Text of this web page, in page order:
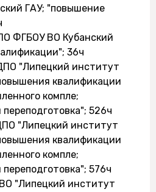
ГАУ; "повышение
ФГБОУ ВО Кубанский
36ч
"Липецкий институт
квалификации
компле;
526ч
"Липецкий институт
квалификации
компле;
576ч
"Липецкий институт